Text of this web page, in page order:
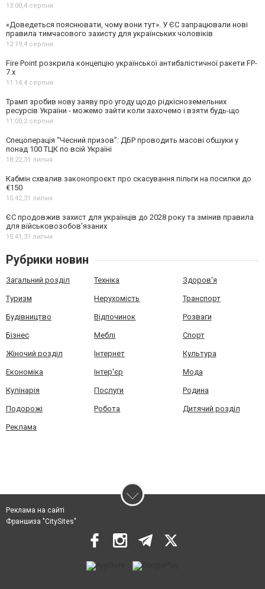
13:00,4 серпня
«Доведеться пояснювати, чому вони тут». У ЄС запрацювали нові
правила тимчасового захисту для українських чоловіків
12:19,4 серпня
Fire Point розкрила концепцію української антибалістичної ракети FP-
7.x
11:14,4 серпня
Трамп зробив нову заяву про угоду щодо рідкісноземельних
ресурсів України - можемо зайти коли захочемо і взяти будь-що
11:00,2 серпня
Спецоперація “Чесний призов”: ДБР проводить масові обшуки у
понад 100 ТЦК по всій Україні
18:22,31 липня
Кабмін схвалив законопроєкт про скасування пільги на посилки до
€150
15:42,31 липня
ЄС продовжив захист для українців до 2028 року та змінив правила
для військовозобов'язаних
15:41,31 липня
Рубрики новин
Загальний розділ Техніка Здоров'я
Туризм Нерухомість Транспорт
Будівництво Відпочинок Розваги
Бізнес Меблі Спорт
Жіночий розділ Інтернет Культура
Економіка Інтер'єр Мода
Кулінарія Послуги Родина
Подорожі Робота Дитячий розділ
Реклама
Реклама на сайті
Франшиза "CitySites"